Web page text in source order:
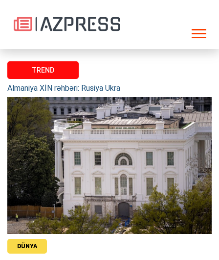
TREND
Almaniya XİN rəhbəri: Rusiya Ukrayna ilə müharibədən sonra
DÜNYA